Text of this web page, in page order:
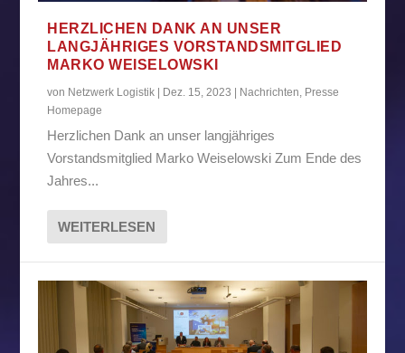
HERZLICHEN DANK AN UNSER
LANGJÄHRIGES VORSTANDSMITGLIED
MARKO WEISELOWSKI
von Netzwerk Logistik Dez. 15, 2023 Nachrichten, Presse
Homepage
Herzlichen Dank an unser langjähriges
Vorstandsmitglied Marko Weiselowski Zum Ende des
Jahres...
WEITERLESEN